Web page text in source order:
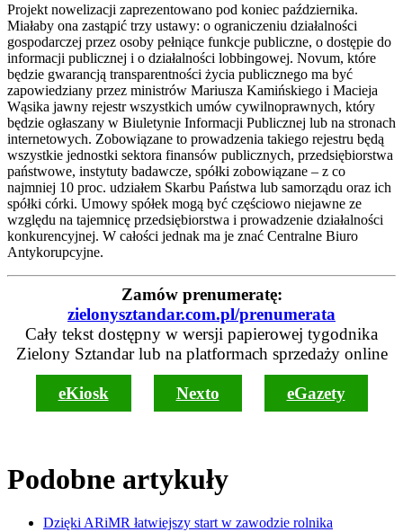
Projekt nowelizacji zaprezentowano pod koniec października.
Miałaby ona zastąpić trzy ustawy: o ograniczeniu działalności
gospodarczej przez osoby pełniące funkcje publiczne, o dostępie do
informacji publicznej i o działalności lobbingowej. Novum, które
będzie gwarancją transparentności życia publicznego ma być
zapowiedziany przez ministrów Mariusza Kamińskiego i Macieja
Wąsika jawny rejestr wszystkich umów cywilnoprawnych, który
będzie ogłaszany w Biuletynie Informacji Publicznej lub na stronach
internetowych. Zobowiązane to prowadzenia takiego rejestru będą
wszystkie jednostki sektora finansów publicznych, przedsiębiorstwa
państwowe, instytuty badawcze, spółki zobowiązane – z co
najmniej 10 proc. udziałem Skarbu Państwa lub samorządu oraz ich
spółki córki. Umowy spółek mogą być częściowo niejawne ze
względu na tajemnicę przedsiębiorstwa i prowadzenie działalności
konkurencyjnej. W całości jednak ma je znać Centralne Biuro
Antykorupcyjne.
Zamów prenumeratę:
zielonysztandar.com.pl/prenumerata
Cały tekst dostępny w wersji papierowej tygodnika
Zielony Sztandar lub na platformach sprzedaży online
eKiosk Nexto eGazety
Podobne artykuły
Dzięki ARiMR łatwiejszy start w zawodzie rolnika